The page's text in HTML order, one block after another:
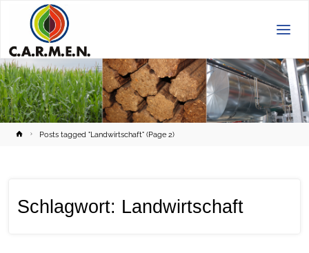
HomePosts tagged "Landwirtschaft"(Page 2)
Schlagwort: Landwirtschaft